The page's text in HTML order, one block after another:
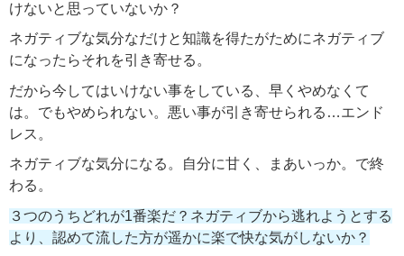
けないと思っていないか？
ネガティブな気分なだけと知識を得たがためにネガティブ
になったらそれを引き寄せる。
だから今してはいけない事をしている、早くやめなくて
は。でもやめられない。悪い事が引き寄せられる…エンド
レス。
ネガティブな気分になる。自分に甘く、まあいっか。で終
わる。
３つのうちどれが1番楽だ？ネガティブから逃れようとする
より、認めて流した方が遥かに楽で快な気がしないか？